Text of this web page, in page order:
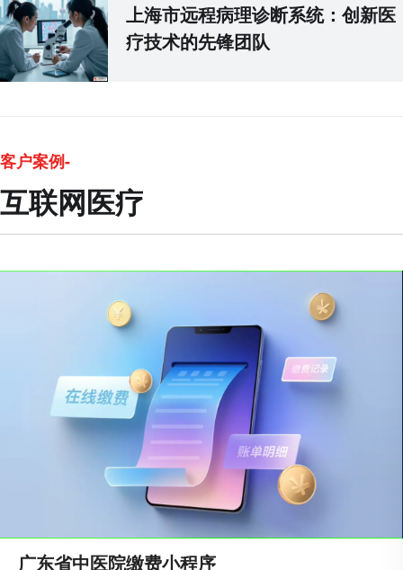
上海市远程病理诊断系统：创新医
疗技术的先锋团队
客户案例-
互联网医疗
‌广东省中医院缴费小程序